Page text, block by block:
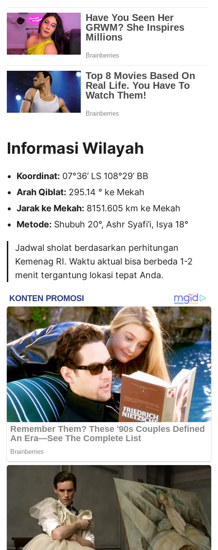
Informasi Wilayah
Koordinat: 07°36’ LS 108°29’ BB
Arah Qiblat: 295.14 ° ke Mekah
Jarak ke Mekah: 8151.605 km ke Mekah
Metode: Shubuh 20°, Ashr Syafi’i, Isya 18°
Jadwal sholat berdasarkan perhitungan
Kemenag RI. Waktu aktual bisa berbeda 1-2
menit tergantung lokasi tepat Anda.